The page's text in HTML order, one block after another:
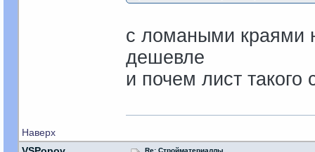
с ломаными краями
дешевле
и почем лист такого
Наверх
Re: Стройматериаллы